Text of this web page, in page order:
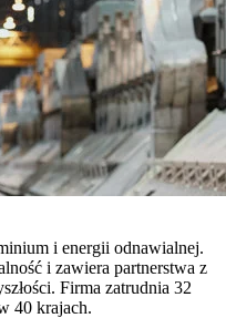
i energii odnawialnej.
i zawiera partnerstwa z
Firma zatrudnia 32
40 krajach.